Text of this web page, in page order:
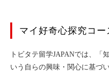
マイ好奇心探究コー
トビタテ留学JAPANでは、「
いう自らの興味・関心に基づ